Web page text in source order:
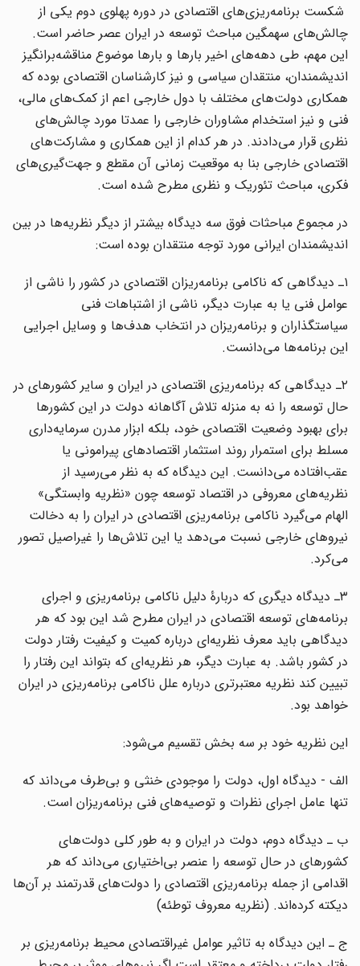
شکست برنامه‌ریزی‌های اقتصادی در دوره پهلوی دوم یکی از
چالش‌های سهمگین مباحث توسعه در ایران عصر حاضر است.
این مهم، طی دهه‌های اخیر بار‌ها و بار‌ها موضوع مناقشه‌برانگیز
اندیشمندان، منتقدان سیاسی و نیز کار‌شناسان اقتصادی بوده که
همکاری دولت‌های مختلف با دول خارجی اعم از کمک‌های مالی،
فنی و نیز استخدام مشاوران خارجی را عمدتا مورد چالش‌های
نظری قرار می‌دادند. در هر کدام از این همکاری و مشارکت‌های
اقتصادی خارجی بنا به موقعیت زمانی آن مقطع و جهت‌گیری‌های
فکری، مباحث تئوریک و نظری مطرح ‌شده است.
در مجموع مباحثات فوق سه دیدگاه بیشتر از دیگر نظریه‌ها در بین
اندیشمندان ایرانی مورد توجه منتقدان بوده است:
۱ـ دیدگاهی که ناکامی برنامه‌ریزان اقتصادی در کشور را ناشی از
عوامل فنی یا به عبارت دیگر، ناشی از اشتباهات فنی
سیاستگذاران و برنامه‌ریزان در انتخاب هدف‌ها و وسایل اجرایی
این برنامه‌ها می‌دانست.
۲ـ دیدگاهی که برنامه‌ریزی اقتصادی در ایران و سایر کشورهای در
حال توسعه را نه به منزله تلاش آگاهانه دولت در این کشور‌ها
برای بهبود وضعیت اقتصادی خود، بلکه ابزار مدرن سرمایه‌داری
مسلط برای استمرار روند استثمار اقتصادهای پیرامونی یا
عقب‌‌افتاده می‌دانست. این دیدگاه که به نظر می‌رسید از
نظریه‌های معروفی در اقتصاد توسعه چون «نظریه وابستگی»
الهام می‌گیرد ناکامی برنامه‌ریزی اقتصادی در ایران را به دخالت
نیروهای خارجی نسبت می‌دهد یا این تلاش‌ها را غیراصیل تصور
می‌کرد.
۳ـ دیدگاه دیگری که دربارۀ دلیل ناکامی برنامه‌ریزی و اجرای
برنامه‌های توسعه اقتصادی در ایران مطرح شد این بود که هر
دیدگاهی باید معرف نظریه‌ای درباره کمیت و کیفیت رفتار دولت
در کشور باشد. به عبارت دیگر، هر نظریه‌ای که بتواند این رفتار را
تبیین کند نظریه معتبرتری درباره علل ناکامی برنامه‌ریزی در ایران
خواهد بود.
این نظریه خود بر سه بخش تقسیم می‌شود:
الف - دیدگاه اول، دولت را موجودی خنثی و بی‌طرف می‌داند که
تنها عامل اجرای نظرات و توصیه‌های فنی برنامه‌ریزان است.
ب ـ دیدگاه دوم، دولت در ایران و به طور کلی دولت‌های
کشورهای در حال توسعه را عنصر بی‌اختیاری می‌داند که هر
اقدامی از جمله برنامه‌ریزی اقتصادی را دولت‌های قدرتمند بر آن‌ها
دیکته کرده‌اند. (نظریه معروف توطئه)
ج ـ این دیدگاه به تاثیر عوامل غیراقتصادی محیط برنامه‌ریزی بر